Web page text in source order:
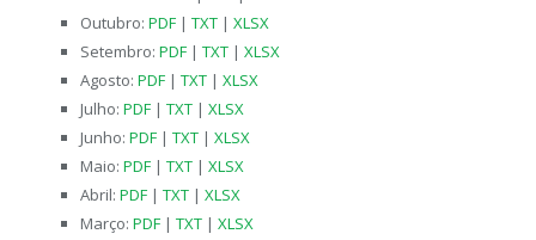
Outubro: PDF | TXT | XLSX
Setembro: PDF | TXT | XLSX
Agosto: PDF | TXT | XLSX
Julho: PDF | TXT | XLSX
Junho: PDF | TXT | XLSX
Maio: PDF | TXT | XLSX
Abril: PDF | TXT | XLSX
Março: PDF | TXT | XLSX